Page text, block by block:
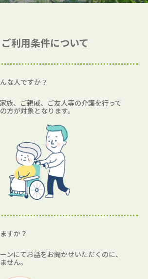
利用条件について
な人ですか？
族、ご親戚、ご友人等の介護を行って
方が対象となります。
すか？
ンにてお話をお聞かせいただくのに、
せん。